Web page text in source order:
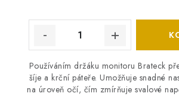
Používáním držáku monitoru Brateck
šíje a krční páteře. Umožňuje snadné
na úroveň očí, čím zmírňuje svalové